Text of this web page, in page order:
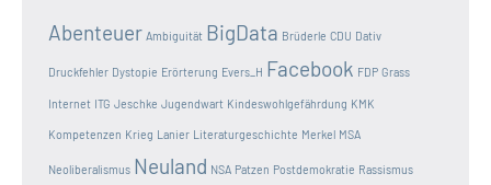
Abenteuer Ambiguität BigData Brüderle CDU Dativ
Druckfehler Dystopie Erörterung Evers_H Facebook FDP Grass
Internet ITG Jeschke Jugendwart Kindeswohlgefährdung KMK
Kompetenzen Krieg Lanier Literaturgeschichte Merkel MSA
Neoliberalismus Neuland NSA Patzen Postdemokratie Rassismus